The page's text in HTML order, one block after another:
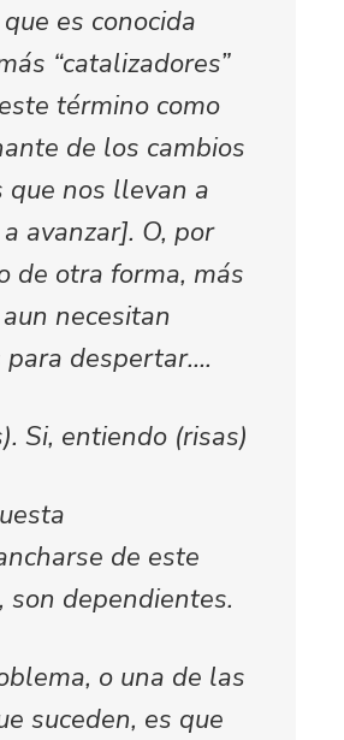
es conocida
“catalizadores”
término como
de los cambios
que nos llevan a
avanzar]. O, por
de otra forma, más
aun necesitan
para despertar….
Si, entiendo (risas)
de este
son dependientes.
o una de las
suceden, es que